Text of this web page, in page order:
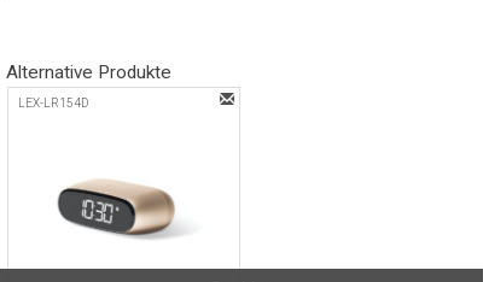
Alternative Produkte
LEX-LR154D